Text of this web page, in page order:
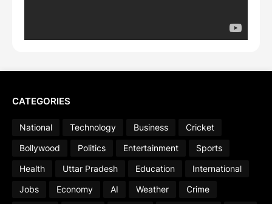
CATEGORIES
National Technology Business
Cricket
Bollywood
Politics Entertainment
Sports
Health
Uttar Pradesh Education
International
Jobs
Economy AI Weather
Crime